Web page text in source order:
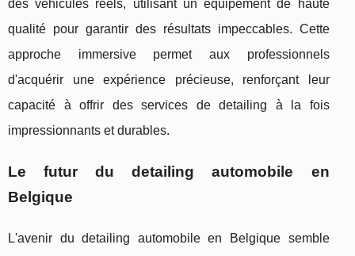
des véhicules réels, utilisant un équipement de haute
qualité pour garantir des résultats impeccables. Cette
approche immersive permet aux professionnels
d'acquérir une expérience précieuse, renforçant leur
capacité à offrir des services de detailing à la fois
impressionnants et durables.
Le futur du detailing automobile en
Belgique
L'avenir du detailing automobile en Belgique semble